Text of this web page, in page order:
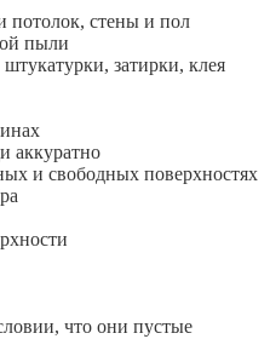
потолок, стены и пол
пыли
затирки, клея
аккуратно
и свободных поверхностях
что они пустые